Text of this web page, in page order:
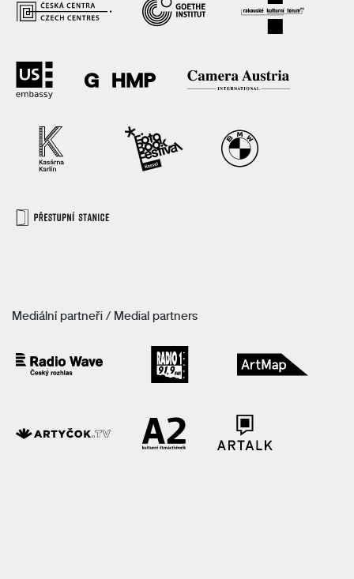
Mediální partneři / Medial partners